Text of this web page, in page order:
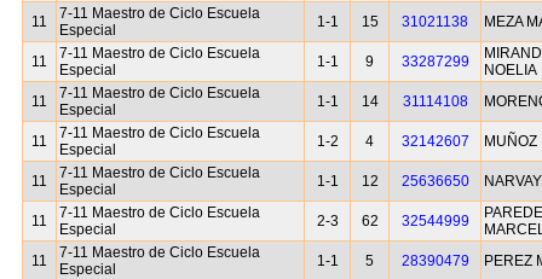
11
7-11 Maestro de Ciclo Escuela
Especial
1-1 15 31021138 MEZA
11
7-11 Maestro de Ciclo Escuela
Especial
1-1 9 33287299
NOELIA
11
7-11 Maestro de Ciclo Escuela
Especial
1-1 14 31114108
11
7-11 Maestro de Ciclo Escuela
Especial
1-2 4 32142607
11
7-11 Maestro de Ciclo Escuela
Especial
1-1 12 25636650
11
7-11 Maestro de Ciclo Escuela
Especial
2-3 62 32544999
11
7-11 Maestro de Ciclo Escuela
Especial
1-1 5 28390479 PEREZ